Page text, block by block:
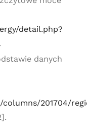
detail.php?
danych
201704/